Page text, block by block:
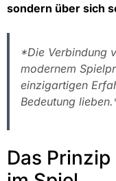
sondern über sich
*Die Verbindung
modernem
einzigartigen
Bedeutung
Das